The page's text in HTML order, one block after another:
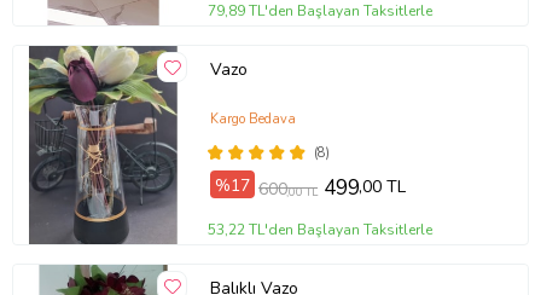
79,89 TL'den Başlayan Taksitlerle
Vazo
(8)
Kargo Bedava
%17 600,00 TL 499,00 TL
53,22 TL'den Başlayan Taksitlerle
Balıklı Vazo